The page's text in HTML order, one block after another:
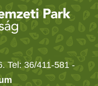
Tel: 36/411-581 -